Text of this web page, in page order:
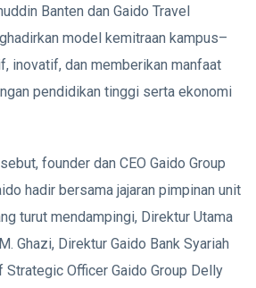
Banten dan Gaido Travel
model kemitraan kampus–
inovatif, dan memberikan manfaat
pendidikan tinggi serta ekonomi
founder dan CEO Gaido Group
hadir bersama jajaran pimpinan unit
turut mendampingi, Direktur Utama
Ghazi, Direktur Gaido Bank Syariah
Strategic Officer Gaido Group Delly